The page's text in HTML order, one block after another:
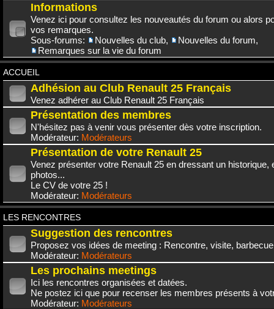
Informations
Venez ici pour consultez les nouveautés du forum ou alors
vos remarques.
Sous-forums:
Nouvelles du club, Nouvelles du forum,
Remarques sur la vie du forum
ACCUEIL
Adhésion au Club Renault 25 Français
Venez adhérer au Club Renault 25 Français
Présentation des membres
N'hésitez pas à venir vous présenter dès votre inscription.
Modérateur: Modérateurs
Présentation de votre Renault 25
Venez présenter votre Renault 25 en dressant un historique,
photos...
Le CV de votre 25 !
Modérateur: Modérateurs
LES RENCONTRES
Suggestion des rencontres
Proposez vos idées de meeting : Rencontre, visite,
Modérateur: Modérateurs
Les prochains meetings
Ici les rencontres organisées et datées.
Ne postez ici que pour recenser les membres présents à
Modérateur: Modérateurs